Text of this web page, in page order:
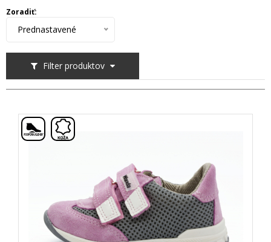
Filter produktov
Zoradiť:
Prednastavené